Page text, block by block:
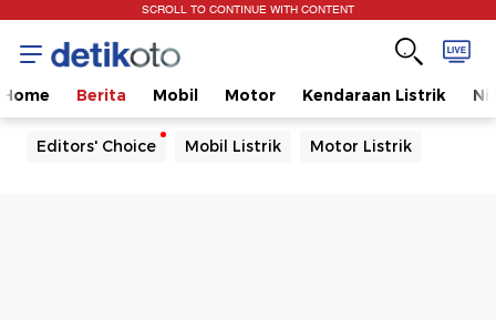
SCROLL TO CONTINUE WITH CONTENT
Home Berita Mobil Motor Kendaraan Listrik
Editors' Choice Mobil Listrik Motor Listrik